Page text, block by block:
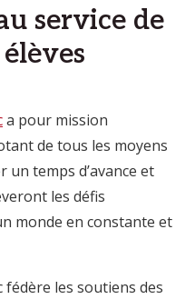
service de
a pour mission
de tous les moyens
temps d’avance et
les défis
monde en constante et
fédère les soutiens des